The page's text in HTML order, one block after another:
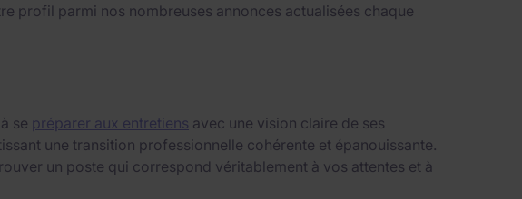
profil parmi nos nombreuses annonces actualisées chaque
se préparer aux entretiens avec une vision claire de ses
une transition professionnelle cohérente et épanouissante.
un poste qui correspond véritablement à vos attentes et à